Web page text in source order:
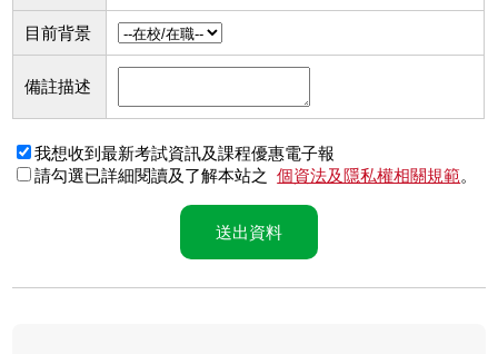
目前背景
備註描述
我想收到最新考試資訊及課程優惠電子報
請勾選已詳細閱讀及了解本站之
個資法及隱私權相關規範。
送出資料